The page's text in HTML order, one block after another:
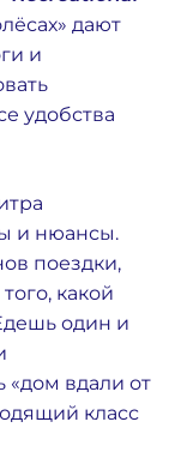
дают
и
удобства
и нюансы.
поездки,
какой
один и
вдали от
класс